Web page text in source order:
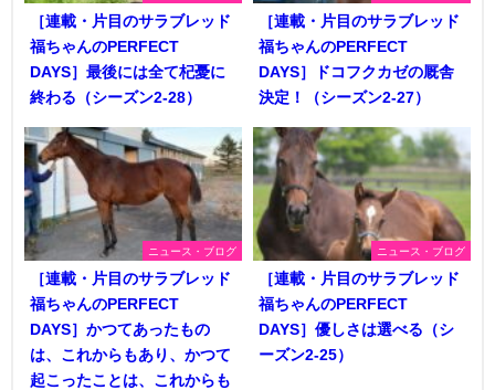
［連載・片目のサラブレッド
福ちゃんのPERFECT
DAYS］最後には全て杞憂に
終わる（シーズン2-28）
［連載・片目のサラブレッド
福ちゃんのPERFECT
DAYS］ドコフクカゼの厩舎
決定！（シーズン2-27）
ニュース・ブログ
［連載・片目のサラブレッド
福ちゃんのPERFECT
DAYS］かつてあったもの
は、これからもあり、かつて
起こったことは、これからも
ニュース・ブログ
［連載・片目のサラブレッド
福ちゃんのPERFECT
DAYS］優しさは選べる（シ
ーズン2-25）